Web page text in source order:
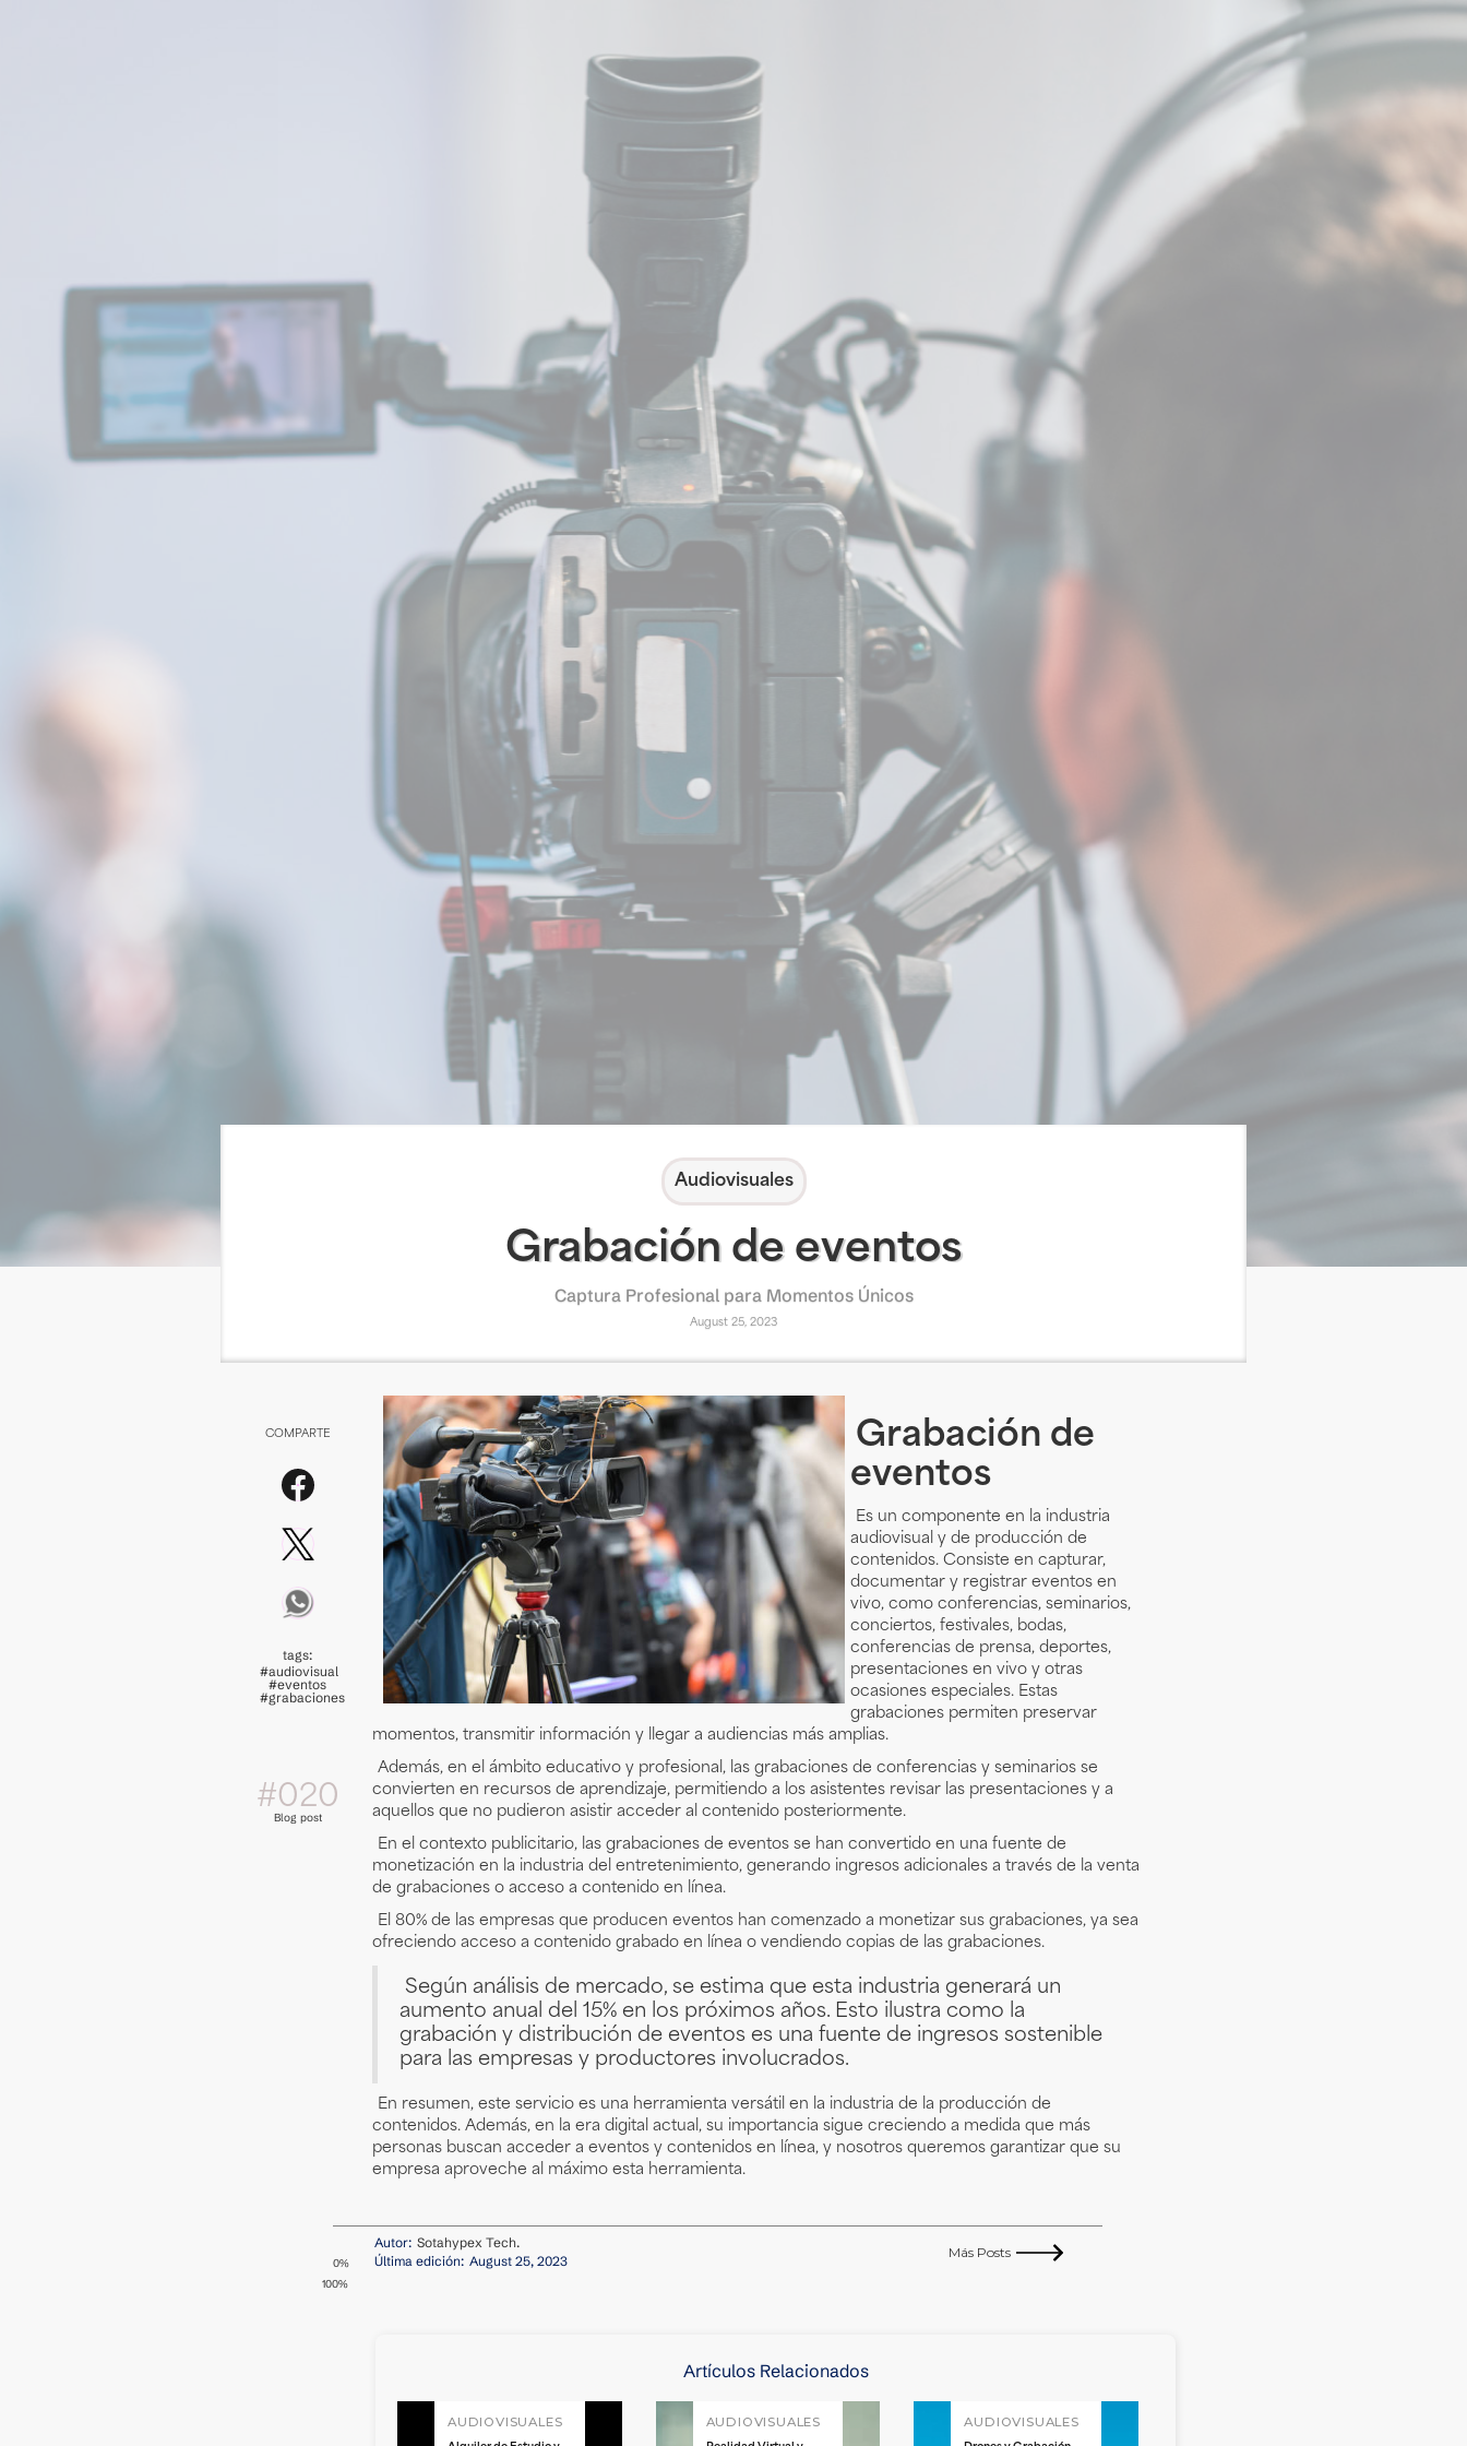
COMPARTE
tags:
#audiovisual
#eventos
#grabaciones
#020
Blog post
Audiovisuales
Grabación de eventos
Captura Profesional para Momentos Únicos
August 25, 2023
Grabación de
eventos
Es un componente en la industria
audiovisual y de producción de
contenidos. Consiste en capturar,
documentar y registrar eventos en
vivo, como conferencias, seminarios,
conciertos, festivales, bodas,
conferencias de prensa, deportes,
presentaciones en vivo y otras
ocasiones especiales. Estas
grabaciones permiten preservar
momentos, transmitir información y llegar a audiencias más amplias.
Además, en el ámbito educativo y profesional, las grabaciones de conferencias y seminarios se
convierten en recursos de aprendizaje, permitiendo a los asistentes revisar las presentaciones y a
aquellos que no pudieron asistir acceder al contenido posteriormente.
En el contexto publicitario, las grabaciones de eventos se han convertido en una fuente de
monetización en la industria del entretenimiento, generando ingresos adicionales a través de la venta
de grabaciones o acceso a contenido en línea.
El 80% de las empresas que producen eventos han comenzado a monetizar sus grabaciones, ya sea
ofreciendo acceso a contenido grabado en línea o vendiendo copias de las grabaciones.
Según análisis de mercado, se estima que esta industria generará un
aumento anual del 15% en los próximos años. Esto ilustra como la
grabación y distribución de eventos es una fuente de ingresos sostenible
para las empresas y productores involucrados.
En resumen, este servicio es una herramienta versátil en la industria de la producción de
contenidos. Además, en la era digital actual, su importancia sigue creciendo a medida que más
personas buscan acceder a eventos y contenidos en línea, y nosotros queremos garantizar que su
empresa aproveche al máximo esta herramienta.
0%
100%
Autor: Sotahypex Tech.
Última edición: August 25, 2023
Más Posts
Artículos Relacionados
AUDIOVISUALES AUDIOVISUALES AUDIOVISUALES